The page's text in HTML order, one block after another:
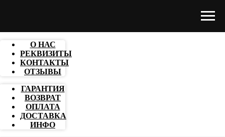
О НАС
РЕКВИЗИТЫ
КОНТАКТЫ
ОТЗЫВЫ
ГАРАНТИЯ
ВОЗВРАТ
ОПЛАТА
ДОСТАВКА
ИНФО